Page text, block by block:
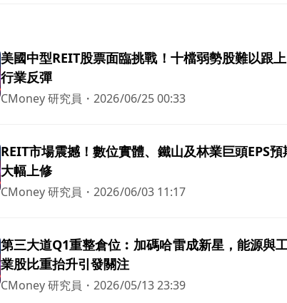
美國中型REIT股票面臨挑戰！十檔弱勢股難以跟上
行業反彈
CMoney 研究員 ・2026/06/25 00:33
REIT市場震撼！數位實體、鐵山及林業巨頭EPS預
大幅上修
CMoney 研究員 ・2026/06/03 11:17
第三大道Q1重整倉位︰加碼哈雷成新星，能源與
業股比重抬升引發關注
CMoney 研究員 ・2026/05/13 23:39